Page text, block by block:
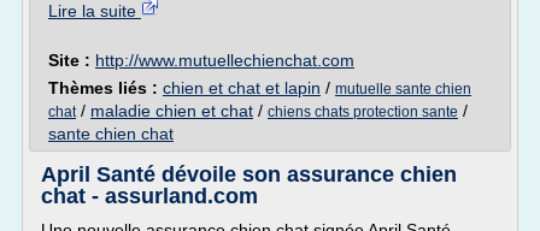
Lire la suite
Site : http://www.mutuellechienchat.com
Thèmes liés : chien et chat et lapin / mutuelle sante chien
chat/ maladie chien et chat / chiens chats protection sante /
sante chien chat
April Santé dévoile son assurance chien
chat - assurland.com